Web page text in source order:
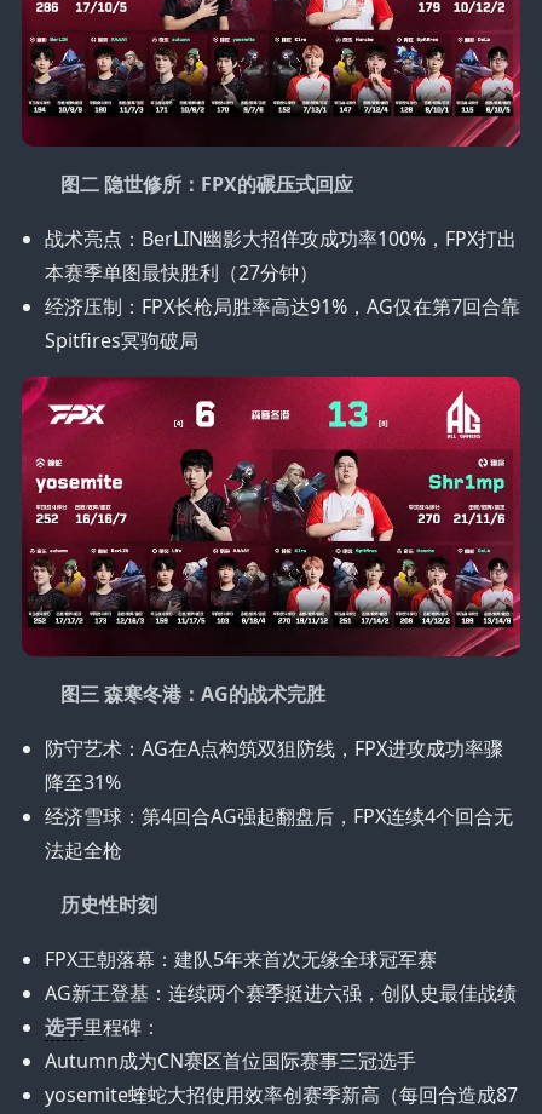
图二 隐世修所：FPX的碾压式回应
战术亮点：BerLIN幽影大招佯攻成功率100%，FPX打出
本赛季单图最快胜利（27分钟）
经济压制：FPX长枪局胜率高达91%，AG仅在第7回合靠
Spitfires冥驹破局
图三 森寒冬港：AG的战术完胜
防守艺术：AG在A点构筑双狙防线，FPX进攻成功率骤
降至31%
经济雪球：第4回合AG强起翻盘后，FPX连续4个回合无
法起全枪
历史性时刻
FPX王朝落幕：建队5年来首次无缘全球冠军赛
AG新王登基：连续两个赛季挺进六强，创队史最佳战绩
选手里程碑：
Autumn成为CN赛区首位国际赛事三冠选手
yosemite蝰蛇大招使用效率创赛季新高（每回合造成87